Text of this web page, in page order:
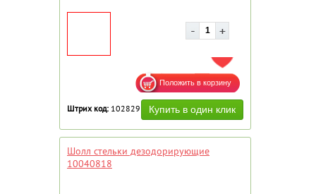
ДОБАВИТЬ В ИЗБРАННОЕ
Штрих код: 102829
Шолл стельки дезодорирующие
10040818